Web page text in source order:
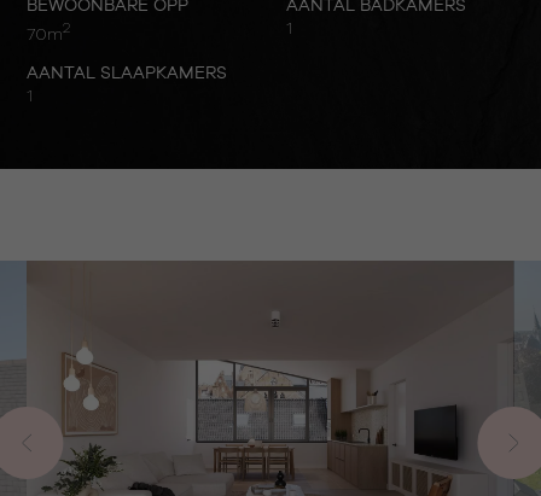
BEWOONBARE OPP
70m2
AANTAL BADKAMERS
1
AANTAL SLAAPKAMERS
1